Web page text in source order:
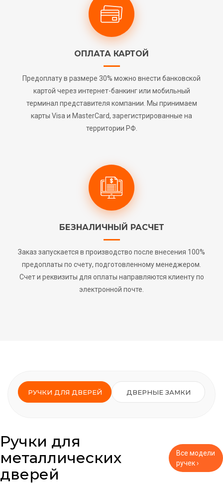
ОПЛАТА КАРТОЙ
Предоплату в размере 30% можно внести банковской
картой через интернет-банкинг или мобильный
терминал представителя компании. Мы принимаем
карты Visa и MasterCard, зарегистрированные на
территории РФ.
БЕЗНАЛИЧНЫЙ РАСЧЕТ
Заказ запускается в производство после внесения 100%
предоплаты по счету, подготовленному менеджером.
Счет и реквизиты для оплаты направляются клиенту по
электронной почте.
РУЧКИ ДЛЯ ДВЕРЕЙ ДВЕРНЫЕ ЗАМКИ
Ручки для
металлических
дверей
Все модели
ручек ›